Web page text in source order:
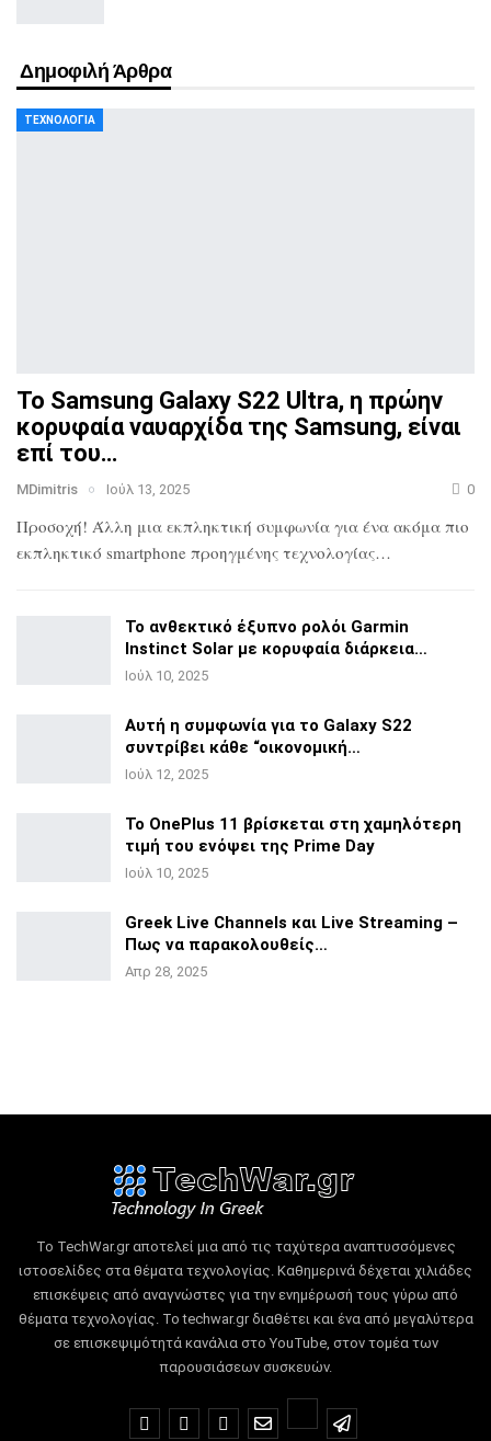
Δημοφιλή Άρθρα
ΤΕΧΝΟΛΟΓΊΑ
Το Samsung Galaxy S22 Ultra, η πρώην
κορυφαία ναυαρχίδατης Samsung, είναι
επί του…
MDimitris Ιούλ 13, 2025 0
Προσοχή! Άλλη μια εκπληκτική συμφωνία για ένα ακόμα πιο
εκπληκτικό smartphone προηγμένης τεχνολογίας…
Το ανθεκτικό έξυπνο ρολόι Garmin
Instinct Solar με κορυφαία διάρκεια…
Ιούλ 10, 2025
Αυτή η συμφωνία για το Galaxy S22
συντρίβει κάθε “οικονομική…
Ιούλ 12, 2025
Το OnePlus 11 βρίσκεται στη χαμηλότερη
τιμή του ενόψει της Prime Day
Ιούλ 10, 2025
Greek Live Channels και Live Streaming –
Πως να παρακολουθείς…
Απρ 28, 2025
Το TechWar.gr αποτελεί μια από τις ταχύτερα αναπτυσσόμενες
ιστοσελίδες στα θέματα τεχνολογίας. Καθημερινά δέχεται χιλιάδες
επισκέψεις από αναγνώστες για την ενημέρωσή τους γύρω από
θέματα τεχνολογίας. Το techwar.gr διαθέτει και ένα από μεγαλύτερα
σε επισκεψιμότητά κανάλια στο YouTube, στον τομέα των
παρουσιάσεων συσκευών.